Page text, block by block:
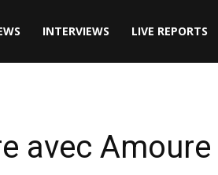
INTERVIEWS LIVE REPORTS
avec Amoure